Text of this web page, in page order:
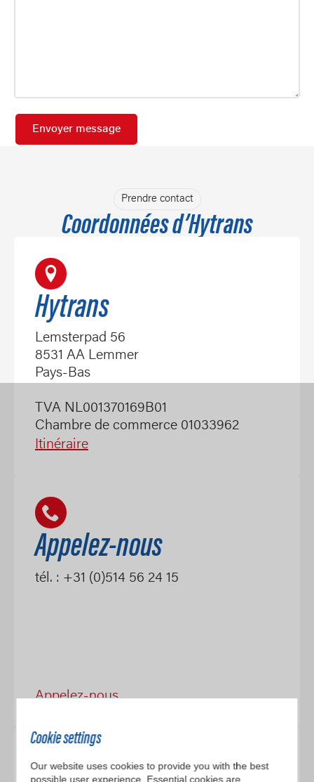
Envoyer message
Prendre contact
Coordonnées d’Hytrans
Hytrans
Lemsterpad 56
8531 AA Lemmer
Pays-Bas
TVA NL001370169B01
Chambre de commerce 01033962
Itinéraire
Appelez-nous
tél. : +31 (0)514 56 24 15
Appelez-nous
Cookie settings
Our website uses cookies to provide you with the best
possible user experience. Essential cookies are